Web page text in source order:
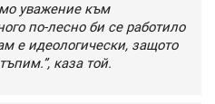
уважение към
по-лесно би се работило
е идеологически, защото
каза той.